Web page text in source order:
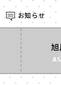
お知らせ